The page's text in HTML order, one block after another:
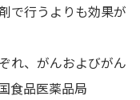
で行うよりも効果が
れ、がんおよびがん
食品医薬品局